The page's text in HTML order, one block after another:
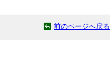
前のページへ戻る